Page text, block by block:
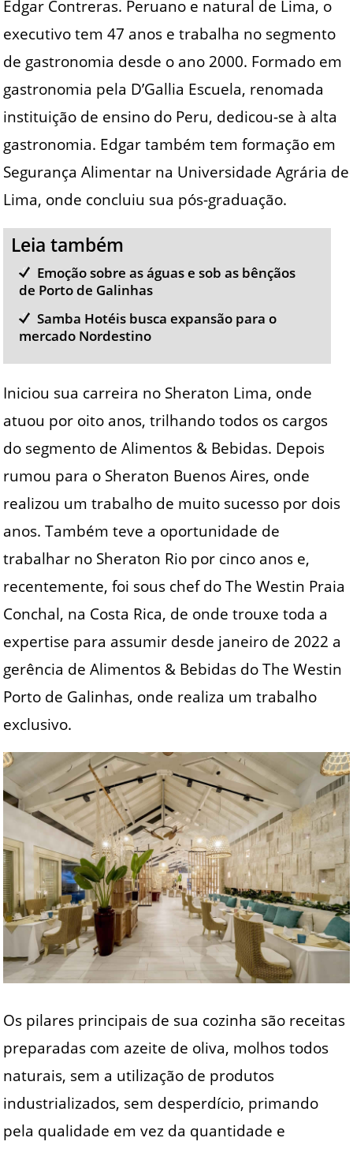
Edgar Contreras. Peruano e natural de Lima, o
executivo tem 47 anos e trabalha no segmento
de gastronomia desde o ano 2000. Formado em
gastronomia pela D’Gallia Escuela, renomada
instituição de ensino do Peru, dedicou-se à alta
gastronomia. Edgar também tem formação em
Segurança Alimentar na Universidade Agrária de
Lima, onde concluiu sua pós-graduação.
Leia também
Emoção sobre as águas e sob as bênçãos
de Porto de Galinhas
Samba Hotéis busca expansão para o
mercado Nordestino
Iniciou sua carreira no Sheraton Lima, onde
atuou por oito anos, trilhando todos os cargos
do segmento de Alimentos & Bebidas. Depois
rumou para o Sheraton Buenos Aires, onde
realizou um trabalho de muito sucesso por dois
anos. Também teve a oportunidade de
trabalhar no Sheraton Rio por cinco anos e,
recentemente, foi sous chef do The Westin Praia
Conchal, na Costa Rica, de onde trouxe toda a
expertise para assumir desde janeiro de 2022 a
gerência de Alimentos & Bebidas do The Westin
Porto de Galinhas, onde realiza um trabalho
exclusivo.
Os pilares principais de sua cozinha são receitas
preparadas com azeite de oliva, molhos todos
naturais, sem a utilização de produtos
industrializados, sem desperdício, primando
pela qualidade em vez da quantidade e